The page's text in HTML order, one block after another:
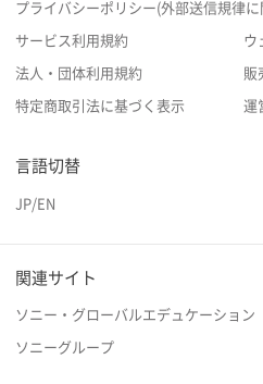
プライバシーポリシー(外部送信規律に
サービス利用規約 ウ
法人・団体利用規約 販
特定商取引法に基づく表示 運
言語切替
JP/EN
関連サイト
ソニー・グローバルエデュケーション
ソニーグループ